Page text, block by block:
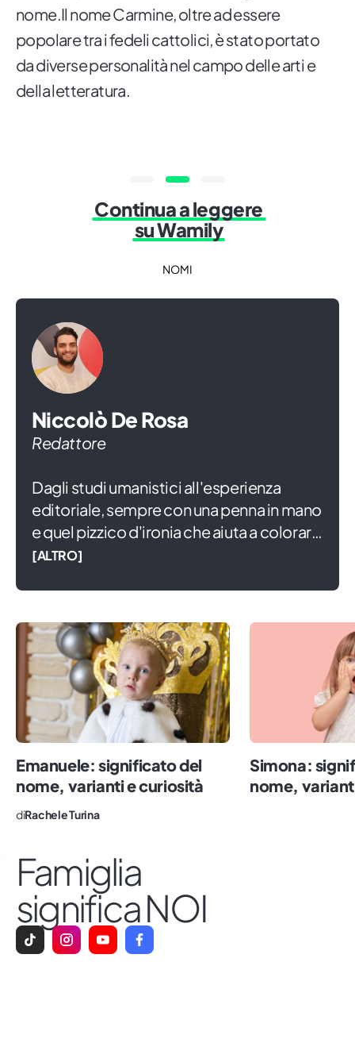
nome.Il nome Carmine, oltre ad essere
popolare tra i fedeli cattolici, è stato portato
da diverse personalità nel campo delle arti e
della letteratura.
Continua a leggere
su Wamily
NOMI
Niccolò De Rosa
Redattore
Dagli studi umanistici all'esperienza
editoriale, sempre con una penna in mano
e quel pizzico d'ironia che aiuta a colorare
la vita. In attesa di diventare grande,
di seminare potremo coltivare un mondo
migliore per tutti.
[ALTRO]
Emanuele: significato del
nome, varianti e curiosità
diRachele Turina
Simona:
nome,
Famiglia
significa NOI